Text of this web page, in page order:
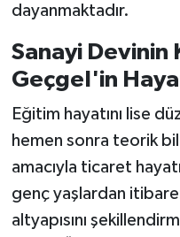
dayanmaktadır.
Sanayi Devinin
Geçgel'in
Eğitim hayatını lise
hemen sonra teorik
amacıyla ticaret
genç yaşlardan
altyapısını